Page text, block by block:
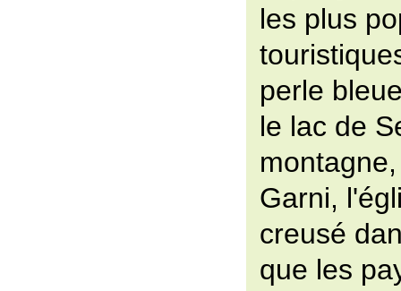
les plus
perle
le lac de
Garni,
creusé
que les